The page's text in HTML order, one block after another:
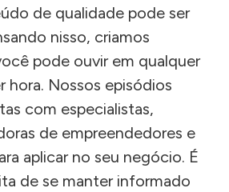
de qualidade pode ser
nisso, criamos
pode ouvir em qualquer
hora. Nossos episódios
com especialistas,
de empreendedores e
aplicar no seu negócio. É
de se manter informado